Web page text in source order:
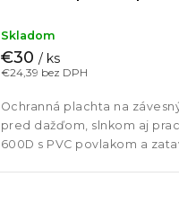
Skladom
€24,39 bez DPH
€30 / ks
Ochranná plachta na
pred dažďom, slnkom aj
600D s PVC povlakom a